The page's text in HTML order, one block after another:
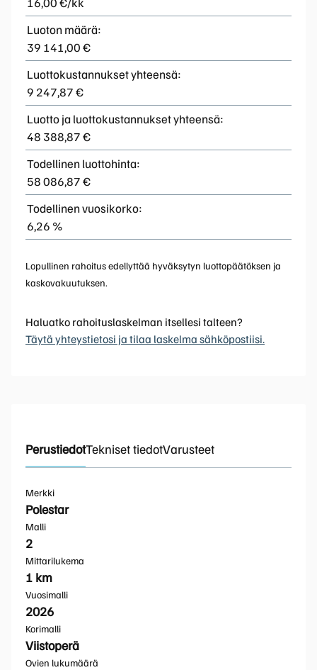
Luoton määrä:
39 141,00 €
Luottokustannukset yhteensä:
9 247,87 €
Luotto ja luottokustannukset yhteensä:
48 388,87 €
Todellinen luottohinta:
58 086,87 €
Todellinen vuosikorko:
6,26 %
Lopullinen rahoitus edellyttää hyväksytyn luottopäätöksen ja
kaskovakuutuksen.
Haluatko rahoituslaskelman itsellesi talteen?
Täytä yhteystietosi ja tilaa laskelma sähköpostiisi.
PerustiedotTekniset tiedotVarusteet
Merkki
Polestar
Malli
2
Mittarilukema
1 km
Vuosimalli
2026
Korimalli
Viistoperä
Ovien lukumäärä